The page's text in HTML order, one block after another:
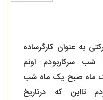
10/81تویک شرکتی به عنوان کارگرساده
9سال فقط شب سرکاربودم اونم
یک ماه صبح یک ماه شب
تااین که درتاریخ